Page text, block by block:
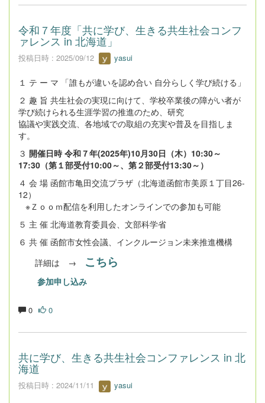
令和７年度「共に学び、生きる共生社会コンフ
ァレンス in 北海道」
投稿日時 : 2025/09/12 yasui
１ テ ー マ 「誰もが違いを認め合い 自分らしく学び続ける」
２ 趣 旨 共生社会の実現に向けて、学校卒業後の障がい者が
学び続けられる生涯学習の推進のため、研究
協議や実践交流、各地域での取組の充実や普及を目指しま
す。
３ 開催日時 令和７年(2025年)10月30日（木）10:30～
17:30（第１部受付10:00～、第２部受付13:30～）
４ 会 場 函館市亀田交流プラザ（北海道函館市美原１丁目26-
12）
※Ｚｏｏｍ配信を利用したオンラインでの参加も可能
５ 主 催 北海道教育委員会、文部科学省
６ 共 催 函館市女性会議、インクルージョン未来推進機構
詳細は → こちら
参加申し込み
0 0
共に学び、生きる共生社会コンファレンス in 北
海道
投稿日時 : 2024/11/11 yasui